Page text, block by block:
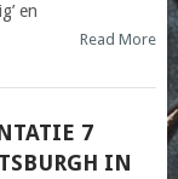
en
Read More
7
IN